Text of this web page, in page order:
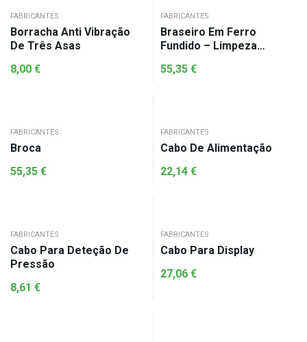
FABRICANTES
Borracha Anti Vibração
De Três Asas
8,00 €
FABRICANTES
Braseiro Em Ferro
Fundido – Limpeza
55,35 €
FABRICANTES
Broca
55,35 €
FABRICANTES
Cabo De Alimentação
22,14 €
FABRICANTES
Cabo Para Deteção De
Pressão
8,61 €
FABRICANTES
Cabo Para Display
27,06 €